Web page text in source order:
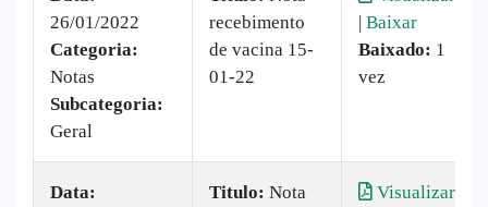
26/01/2022
Categoria:
Notas
Subcategoria:
Geral
recebimento
de vacina 15-
01-22
| Baixar
Baixado: 1
vez
Data: Titulo: Nota Visualizar